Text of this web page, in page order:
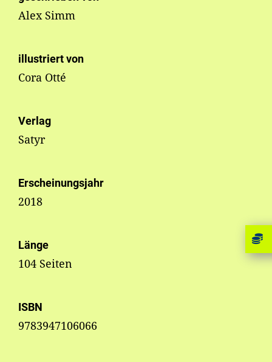
Alex Simm
illustriert von
Cora Otté
Verlag
Satyr
Erscheinungsjahr
2018
Länge
104 Seiten
ISBN
9783947106066